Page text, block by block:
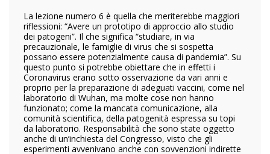
La lezione numero 6 è quella che meriterebbe maggiori
riflessioni: “Avere un prototipo di approccio allo studio
dei patogeni”. Il che significa “studiare, in via
precauzionale, le famiglie di virus che si sospetta
possano essere potenzialmente causa di pandemia”. Su
questo punto si potrebbe obiettare che in effetti i
Coronavirus erano sotto osservazione da vari anni e
proprio per la preparazione di adeguati vaccini, come nel
laboratorio di Wuhan, ma molte cose non hanno
funzionato; come la mancata comunicazione, alla
comunità scientifica, della patogenità espressa su topi
da laboratorio. Responsabilità che sono state oggetto
anche di un’inchiesta del Congresso, visto che gli
esperimenti avvenivano anche con sovvenzioni indirette